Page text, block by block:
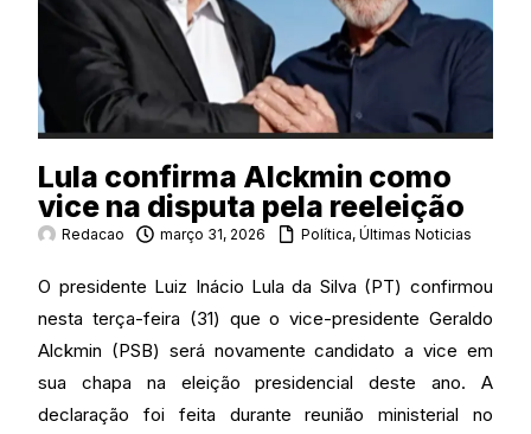
Lula confirma Alckmin como
vice na disputa pela reeleição
Redacao março 31, 2026 Política,Últimas Noticias
O presidente Luiz Inácio Lula da Silva (PT) confirmou
nesta terça-feira (31) que o vice-presidente Geraldo
Alckmin (PSB) será novamente candidato a vice em
sua chapa na eleição presidencial deste ano. A
declaração foi feita durante reunião ministerial no